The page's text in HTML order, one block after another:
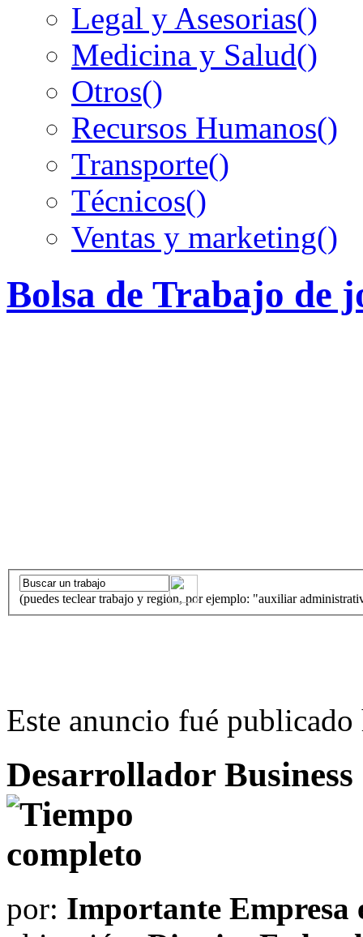
Legal y Asesorias()
Medicina y Salud()
Otros()
Recursos Humanos()
Transporte()
Técnicos()
Ventas y marketing()
Bolsa de Trabajo de
(puedes teclear trabajo y region, por ejemplo: "auxiliar
Este anuncio fué publicado
Desarrollador
por: Importante Empresa